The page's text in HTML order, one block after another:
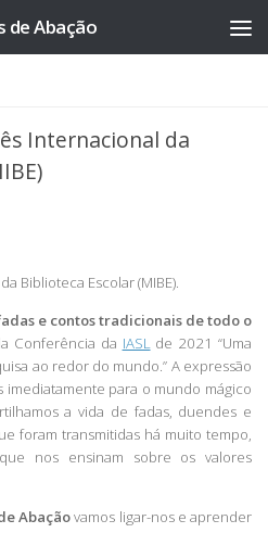
de Abação
Internacional da
Biblioteca Escolar (MIBE).
e contos tradicionais de todo o
Conferência da IASLde 2021 “Uma
ao redor do mundo.” A expressão
imediatamente para o mundo mágico
a vida de fadas, duendes e
foram transmitidas há muito tempo,
nos ensinam sobre os valores
Abaçãovamos ligar-nos e aprender